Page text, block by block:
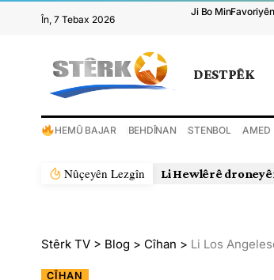
În, 7 Tebax 2026
Ji Bo Min
DESTPÊK
HEMÛ BAJAR BEHDÎNAN STENBOL AMED
Nûçeyên LezgînLi Hewlêrê droneyên
Stêrk TV > Blog > Cîhan > Li Los
CÎHAN